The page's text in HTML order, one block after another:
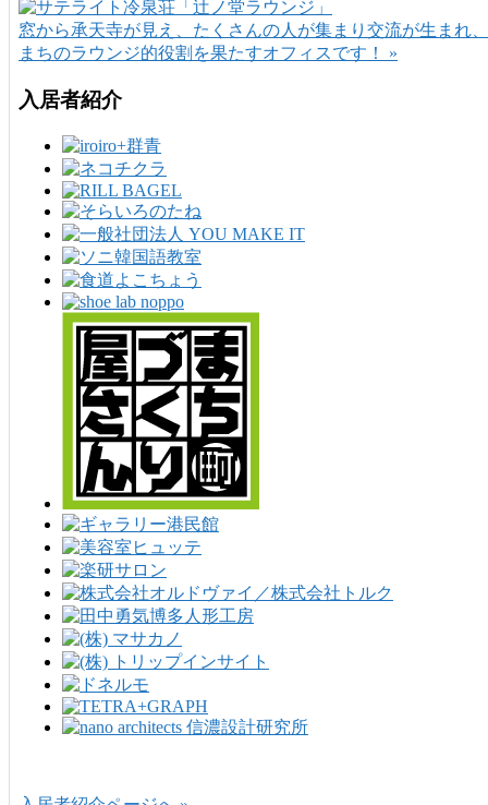
窓から承天寺が見え、たくさんの人が集まり交流が生まれ、
まちのラウンジ的役割を果たすオフィスです！ »
入居者紹介